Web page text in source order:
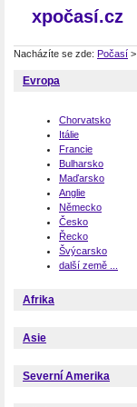
xpočasí.cz
Nacházíte se zde: Počasí >
Evropa
Chorvatsko
Itálie
Francie
Bulharsko
Maďarsko
Anglie
Německo
Česko
Řecko
Švýcarsko
další země ...
Afrika
Asie
Severní Amerika